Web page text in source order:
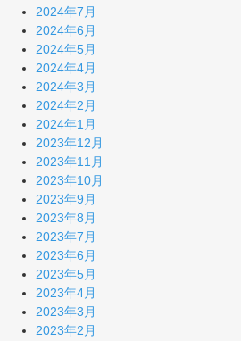
2024年7月
2024年6月
2024年5月
2024年4月
2024年3月
2024年2月
2024年1月
2023年12月
2023年11月
2023年10月
2023年9月
2023年8月
2023年7月
2023年6月
2023年5月
2023年4月
2023年3月
2023年2月